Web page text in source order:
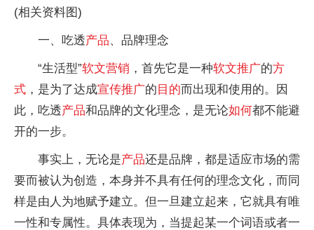
(相关资料图)
一、吃透产品、品牌理念
“生活型”软文营销 ，首先它是一种软文推广的方
式 ，是为了达成宣传推广的目的而出现和使用的。因
此，吃透产品和品牌的文化理念，是无论如何都不能避
开的一步。
事实上，无论是产品还是品牌，都是适应市场的需
要而被认为创造，本身并不具有任何的理念文化，而同
样是由人为地赋予建立。但一旦建立起来，它就具有唯
一性和专属性。具体表现为，当提起某一个词语或者一